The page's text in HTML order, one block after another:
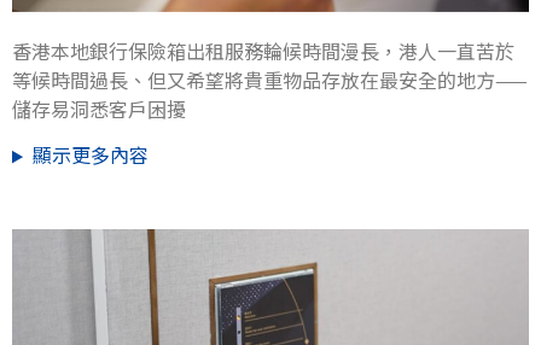
香港本地銀行保險箱出租服務輪候時間漫長，港人一直苦於
等候時間過長、但又希望將貴重物品存放在最安全的地方——
儲存易洞悉客戶困擾
顯示更多內容